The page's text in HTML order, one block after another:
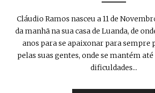
Cláudio Ramos nasceu a 11 de
da manhã na sua casa de Luanda, de
anos para se apaixonar para sempre
pelas suas gentes, onde se mantém até
dificuldades...